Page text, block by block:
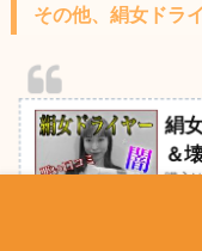
その他、絹女ドラ
絹
＆
購入
ん。